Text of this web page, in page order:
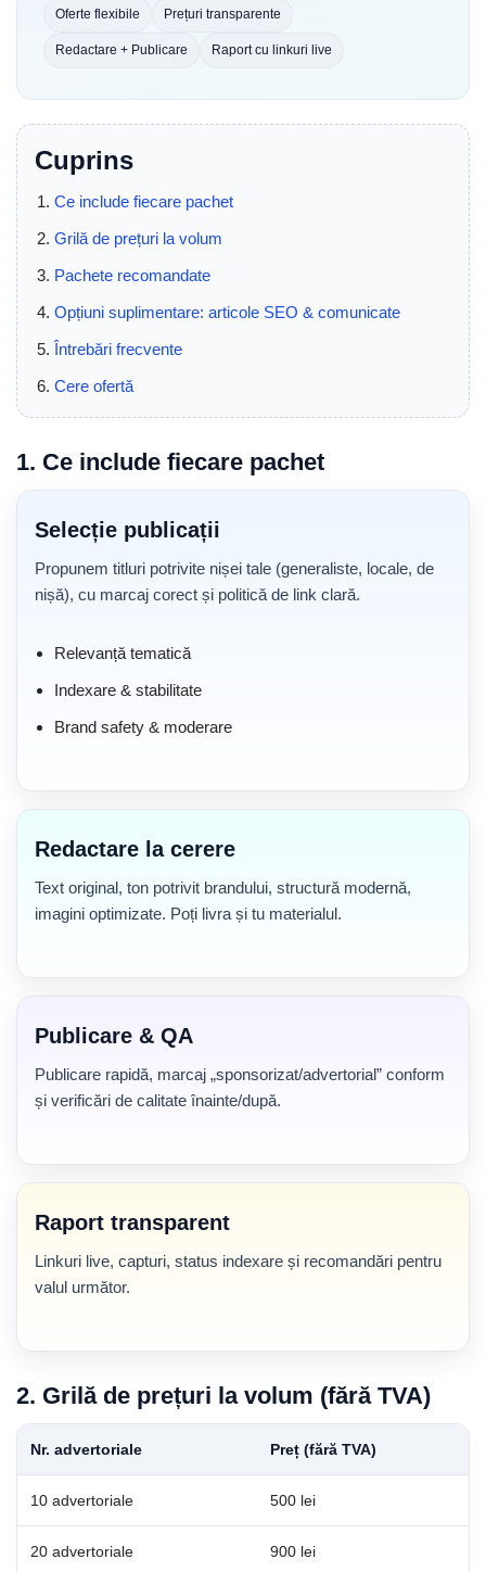
Oferte flexibile Prețuri transparente
Redactare + Publicare Raport cu linkuri live
Cuprins
Ce include fiecare pachet
Grilă de prețuri la volum
Pachete recomandate
Opțiuni suplimentare: articole SEO & comunicate
Întrebări frecvente
Cere ofertă
1. Ce include fiecare pachet
Selecție publicații
Propunem titluri potrivite nișei tale (generaliste, locale, de
nișă), cu marcaj corect și politică de link clară.
Relevanță tematică
Indexare & stabilitate
Brand safety & moderare
Redactare la cerere
Text original, ton potrivit brandului, structură modernă,
imagini optimizate. Poți livra și tu materialul.
Publicare & QA
Publicare rapidă, marcaj „sponsorizat/advertorial” conform
și verificări de calitate înainte/după.
Raport transparent
Linkuri live, capturi, status indexare și recomandări pentru
valul următor.
2. Grilă de prețuri la volum (fără TVA)
Nr. advertoriale Preț (fără TVA)
10 advertoriale 500 lei
20 advertoriale 900 lei